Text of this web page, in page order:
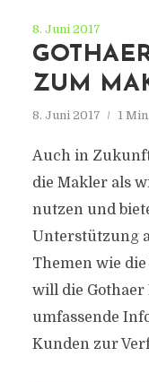
8. Juni 2017
ZUM
8. Juni 2017 1
Auch in
die Makler als
nutzen und
Unterstützung
Themen wie
will die Gothaer
umfassende
Kunden zur